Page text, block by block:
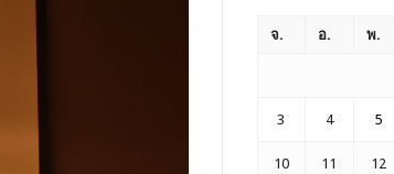
จ. อ. พ.
3 4 5
10 11 12